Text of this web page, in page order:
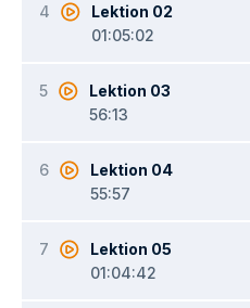
4
Lektion 02
01:05:02
5
Lektion 03
56:13
6
Lektion 04
55:57
7
Lektion 05
01:04:42